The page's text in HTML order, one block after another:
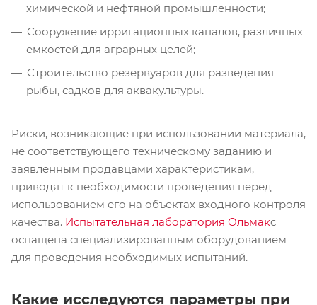
химической и нефтяной промышленности;
Сооружение ирригационных каналов, различных
емкостей для аграрных целей;
Строительство резервуаров для разведения
рыбы, садков для аквакультуры.
Риски, возникающие при использовании материала,
не соответствующего техническому заданию и
заявленным продавцами характеристикам,
приводят к необходимости проведения перед
использованием его на объектах входного контроля
качества. Испытательная лаборатория Ольмакс
оснащена специализированным оборудованием
для проведения необходимых испытаний.
Какие исследуются параметры при